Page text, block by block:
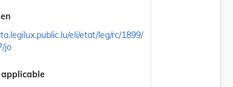
eli/etat/leg/rc/1899/
jo
applicable